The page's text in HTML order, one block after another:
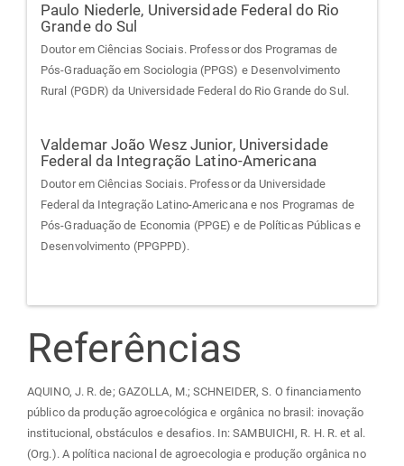
Paulo Niederle, Universidade Federal do Rio
Grande do Sul
Doutor em Ciências Sociais. Professor dos Programas de
Pós-Graduação em Sociologia (PPGS) e Desenvolvimento
Rural (PGDR) da Universidade Federal do Rio Grande do Sul.
Valdemar João Wesz Junior, Universidade
Federal da Integração Latino-Americana
Doutor em Ciências Sociais. Professor da Universidade
Federal da Integração Latino-Americana e nos Programas de
Pós-Graduação de Economia (PPGE) e de Políticas Públicas e
Desenvolvimento (PPGPPD).
Referências
AQUINO, J. R. de; GAZOLLA, M.; SCHNEIDER, S. O financiamento
público da produção agroecológica e orgânica no brasil: inovação
institucional, obstáculos e desafios. In: SAMBUICHI, R. H. R. et al.
(Org.). A política nacional de agroecologia e produção orgânica no